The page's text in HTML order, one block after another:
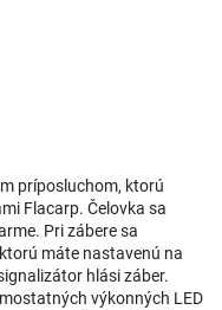
príposluchom, ktorú
Flacarp. Čelovka sa
Pri zábere sa
máte nastavenú na
hlási záber.
výkonných LED